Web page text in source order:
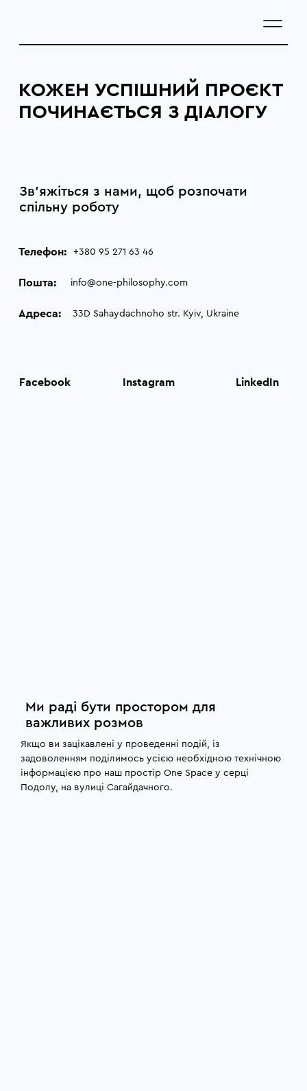
КОЖЕН УСПІШНИЙ ПРОЄКТ
ПОЧИНАЄТЬСЯ З ДІАЛОГУ
Зв’яжіться з нами, щоб розпочати
спільну роботу
Телефон: +380 95 271 63 46
Пошта: info@one-philosophy.com
Адреса: 33D Sahaydachnoho str. Kyiv, Ukraine
Facebook Instagram LinkedIn
Ми раді бути простором для
важливих розмов
Якщо ви зацікавлені у проведенні подій, із
задоволенням поділимось усією необхідною технічною
інформацією про наш простір One Space у серці
Подолу, на вулиці Сагайдачного.